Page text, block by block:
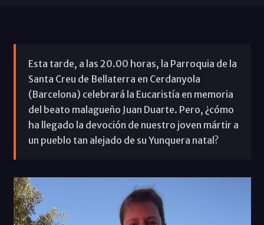
Esta tarde, a las 20.00 horas, la Parroquia de la
Santa Creu de Bellaterra en Cerdanyola
(Barcelona) celebrará la Eucaristía en memoria
del beato malagueño Juan Duarte. Pero, ¿cómo
ha llegado la devoción de nuestro joven mártir a
un pueblo tan alejado de su Yunquera natal?